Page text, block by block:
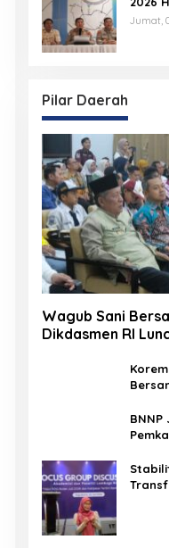
Jumat,
Pilar Daerah
Wagub Sani
Dikdasmen RI
Digital